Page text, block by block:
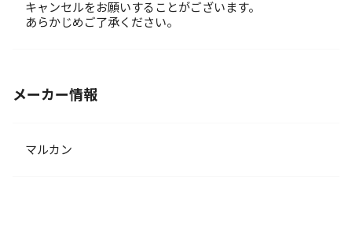
キャンセルをお願いすることがございます。
あらかじめご了承ください。
メーカー情報
マルカン